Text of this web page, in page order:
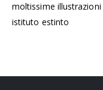
moltissime
istituto estinto